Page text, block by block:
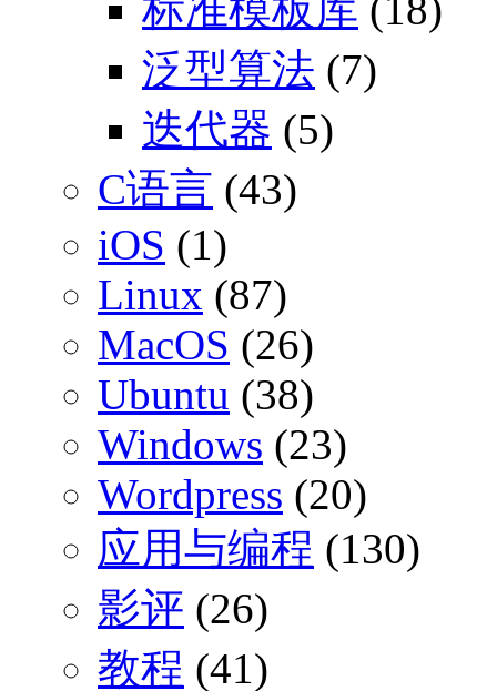
泛型算法 (7)
迭代器 (5)
C语言 (43)
iOS (1)
Linux (87)
MacOS (26)
Ubuntu (38)
Windows (23)
Wordpress (20)
应用与编程 (130)
影评 (26)
教程 (41)